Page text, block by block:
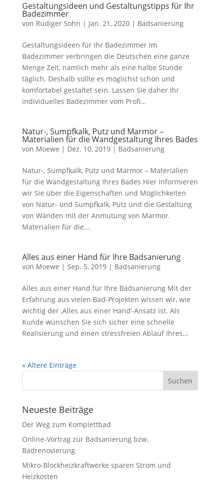
Gestaltungsideen und Gestaltungstipps für Ihr
Badezimmer
von Rüdiger Sohn | Jan. 21, 2020| Badsanierung
Gestaltungsideen für Ihr Badezimmer Im
Badezimmer verbringen die Deutschen eine ganze
Menge Zeit, nämlich mehr als eine halbe Stunde
täglich. Deshalb sollte es möglichst schön und
komfortabel gestaltet sein. Lassen Sie daher Ihr
individuelles Badezimmer vom Profi...
Natur-, Sumpfkalk, Putz und Marmor –
Materialien für die Wandgestaltung Ihres Bades
von Moewe | Dez. 10, 2019| Badsanierung
Natur-, Sumpfkalk, Putz und Marmor – Materialien
für die Wandgestaltung Ihres Bades Hier informieren
wir Sie über die Eigenschaften und Möglichkeiten
von Natur- und Sumpfkalk, Putz und die Gestaltung
von Wänden mit der Anmutung von Marmor.
Materialien für die...
Alles aus einer Hand für Ihre Badsanierung
von Moewe | Sep. 5, 2019| Badsanierung
Alles aus einer Hand für Ihre Badsanierung Mit der
Erfahrung aus vielen Bad-Projekten wissen wir, wie
wichtig der ‚Alles aus einer Hand‘-Ansatz ist. Als
Kunde wünschen Sie sich sicher eine schnelle
Realisierung und einen stressfreien Ablauf Ihres...
« Ältere Einträge
Neueste Beiträge
Der Weg zum Komplettbad
Online-Vortrag zur Badsanierung bzw.
Badrenovierung
Mikro-Blockheizkraftwerke sparen Strom und
Heizkosten